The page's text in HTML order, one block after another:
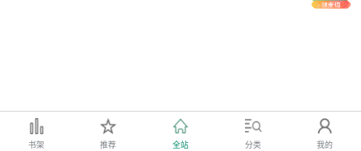
书架 推荐 全站 分类 我的